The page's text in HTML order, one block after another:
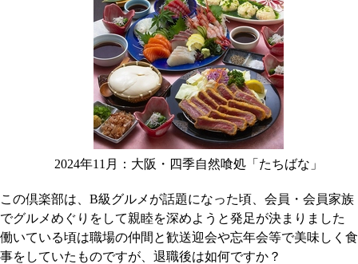
2024年11月：大阪・四季自然喰処「たちばな」
この倶楽部は、B級グルメが話題になった頃、会員・会員家族
でグルメめぐりをして親睦を深めようと発足が決まりました
働いている頃は職場の仲間と歓送迎会や忘年会等で美味しく食
事をしていたものですが、退職後は如何ですか？